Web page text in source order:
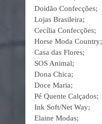
Doidão Confecções;
Lojas Brasileira;
Cecília Confecções;
Horse Moda Country;
Casa das Flores;
SOS Animal;
Dona Chica;
Doce Maria;
Pé Quente Calçados;
Ink Soft/Net Way;
Elaine Modas;